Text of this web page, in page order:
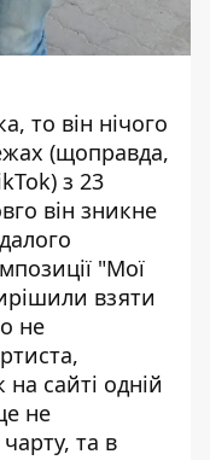
то він нічого
(щоправда,
з 23
він зникне
"Мої
взяти
не
сайті одній
не
та в